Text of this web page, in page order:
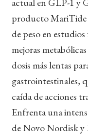
producto MariTide
de peso en
mejoras
dosis más lentas
gastrointestinales,
caída de acciones
Enfrenta una
de Novo Nordisk y